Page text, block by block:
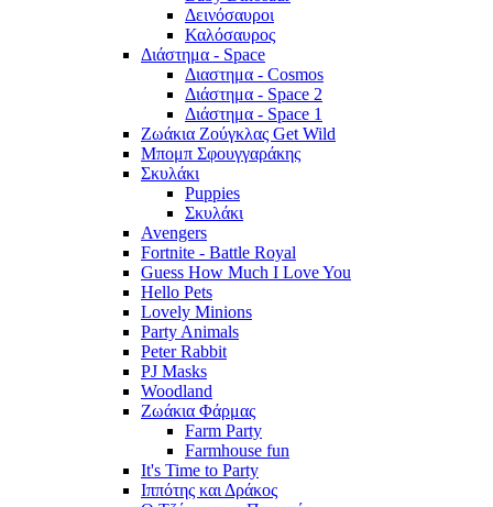
Δεινόσαυροι
Καλόσαυρος
Διάστημα - Space
Διαστημα - Cosmos
Διάστημα - Space 2
Διάστημα - Space 1
Ζωάκια Ζούγκλας Get Wild
Μπομπ Σφουγγαράκης
Σκυλάκι
Puppies
Σκυλάκι
Avengers
Fortnite - Battle Royal
Guess How Much I Love You
Hello Pets
Lovely Minions
Party Animals
Peter Rabbit
PJ Masks
Woodland
Ζωάκια Φάρμας
Farm Party
Farmhouse fun
It's Time to Party
Ιππότης και Δράκος